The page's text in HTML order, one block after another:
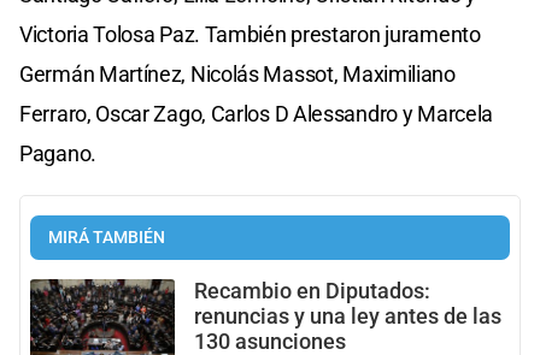
Victoria Tolosa Paz. También prestaron juramento
Germán Martínez, Nicolás Massot, Maximiliano
Ferraro, Oscar Zago, Carlos D Alessandro y Marcela
Pagano.
MIRÁ TAMBIÉN
Recambio en Diputados:
renuncias y una ley antes de las
130 asunciones